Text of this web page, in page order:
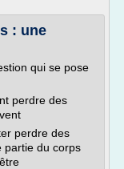
: une
qui se pose
perdre des
perdre des
partie du corps